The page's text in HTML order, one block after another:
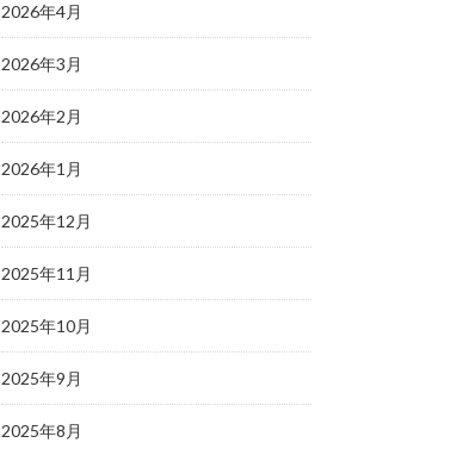
2026年4月
2026年3月
2026年2月
2026年1月
2025年12月
2025年11月
2025年10月
2025年9月
2025年8月